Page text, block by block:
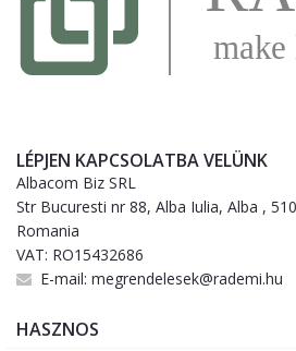
LÉPJEN KAPCSOLATBA VELÜNK
Albacom Biz SRL
Str Bucuresti nr 88, Alba Iulia, Alba ,
Romania
VAT: RO15432686
E-mail: megrendelesek@rademi.hu
HASZNOS